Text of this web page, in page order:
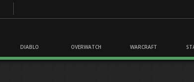
DIABLO OVERWATCH WARCRAFT